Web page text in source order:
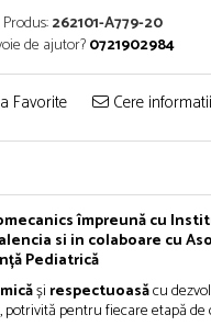
262101-A779-20
de ajutor?0721902984
Favorite Cere informatii
împreună cu
si in colaboare cu
Pediatrică
și respectuoasăcu
pentru fiecare etapă de